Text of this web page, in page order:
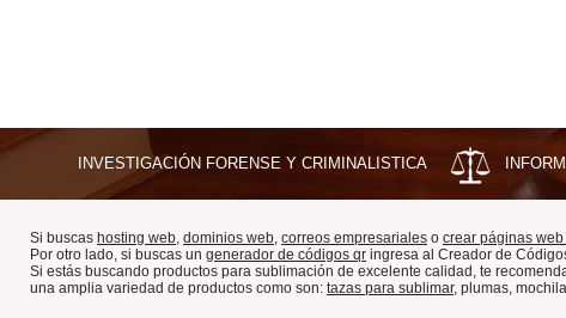
INVESTIGACIÓN FORENSE Y CRIMINALISTICA
Si buscas hosting web, dominios web, correos empresariales o crear páginas web
Por otro lado, si buscas un generador de códigos qr ingresa al Creador de
Si estás buscando productos para sublimación de excelente calidad, te
una amplia variedad de productos como son: tazas para sublimar, plumas,